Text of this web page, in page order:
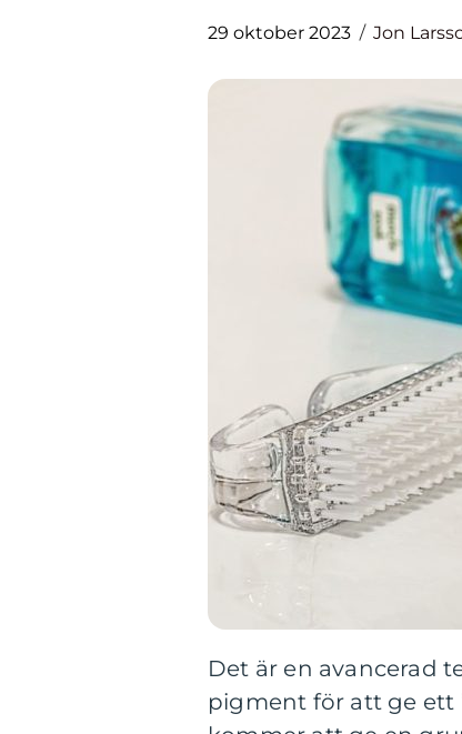
29 oktober 2023 Jon
Det är en avancerad
pigment för att ge ett